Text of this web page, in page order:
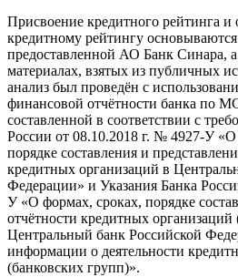
Присвоение кредитного рейтинга и
кредитному рейтингу
предоставленной АО Банк Синара,
материалах, взятых из публичных
анализ был проведён с
финансовой отчётности банка по
составленной в соответствии с
России от 08.10.2018 г. № 4927-У
порядке составления и
кредитных организаций в
Федерации» и Указания Банка
У «О формах, сроках, порядке
отчётности кредитных организаций
Центральный банк Российской
информации о деятельности
(банковских групп)».